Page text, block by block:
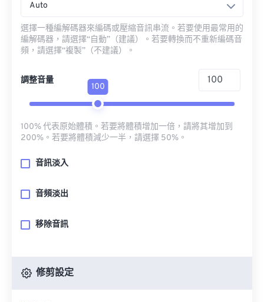
Auto
選擇一種編解碼器來編碼或壓縮音訊串流。若要使用最常用的
編解碼器，請選擇“自動”（建議）。若要轉換而不重新編碼音
頻，請選擇“複製”（不建議）。
調整音量
100
100% 代表原始體積。若要將體積增加一倍，請將其增加到
200%。若要將體積減少一半，請選擇 50%。
音訊淡入
音頻淡出
移除音訊
修剪設定